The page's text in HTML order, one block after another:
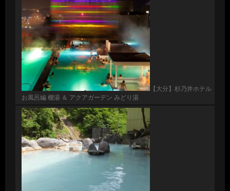
【大分】杉乃井ホテル
お風呂編 棚湯 ＆ アクアガーデン みどり湯